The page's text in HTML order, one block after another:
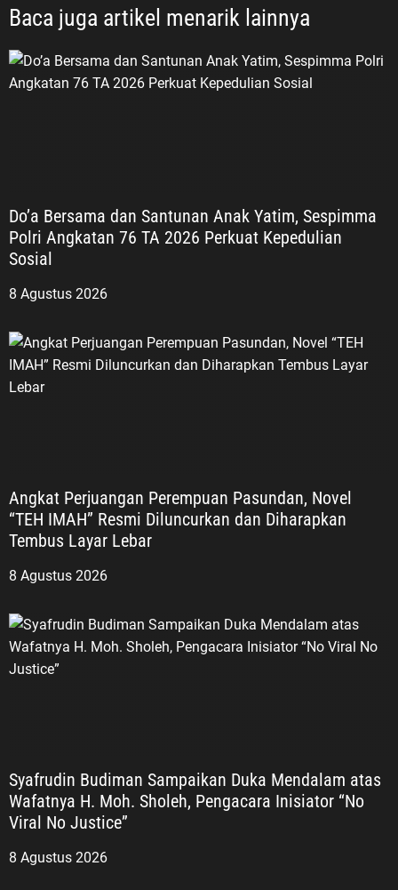
Baca juga artikel menarik lainnya
Do’a Bersama dan Santunan Anak Yatim, Sespimma
Polri Angkatan 76 TA 2026 Perkuat Kepedulian
Sosial
8 Agustus 2026
Angkat Perjuangan Perempuan Pasundan, Novel
“TEH IMAH” Resmi Diluncurkan dan Diharapkan
Tembus Layar Lebar
8 Agustus 2026
Syafrudin Budiman Sampaikan Duka Mendalam atas
Wafatnya H. Moh. Sholeh, Pengacara Inisiator “No
Viral No Justice”
8 Agustus 2026